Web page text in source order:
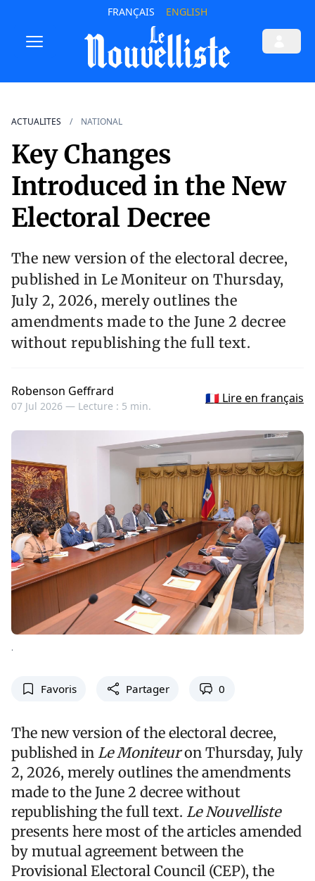
FRANÇAIS ENGLISH
ACTUALITES NATIONAL
Key Changes
Introduced in the New
Electoral Decree
The new version of the electoral decree,
published in Le Moniteur on Thursday,
July 2, 2026, merely outlines the
amendments made to the June 2 decree
without republishing the full text.
Robenson Geffrard
07 Jul 2026 — Lecture : 5 min.
🇫🇷 Lire en français
.
Favoris Partager 0
The new version of the electoral decree,
published in Le Moniteuron Thursday, July
2, 2026, merely outlines the amendments
made to the June 2 decree without
republishing the full text. Le Nouvelliste
presents here most of the articles amended
by mutual agreement between the
Provisional Electoral Council (CEP), the